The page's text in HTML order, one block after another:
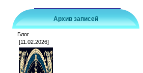
Архив записей
Блог
[11.02.2026]